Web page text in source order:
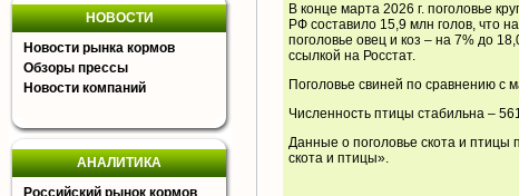
НОВОСТИ
Новости рынка кормов
Обзоры прессы
Новости компаний
АНАЛИТИКА
Российский рынок кормов
В конце марта 2026 г. поголовье
РФ составило 15,9 млн голов, что
поголовье овец и коз – на 7% до
ссылкой на Росстат.
Поголовье свиней по сравнению с
Численность птицы стабильна –
Данные о поголовье скота и
скота и птицы».